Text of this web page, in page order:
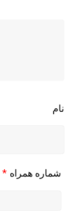
نام
شماره همراه *